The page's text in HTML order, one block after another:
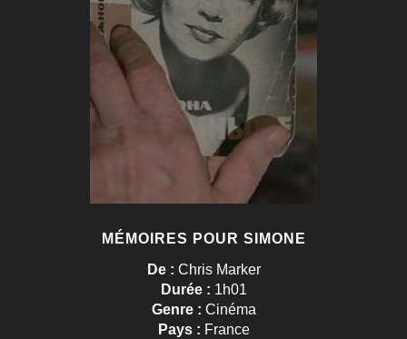
MÉMOIRES POUR SIMONE
De : Chris Marker
Durée : 1h01
Genre : Cinéma
Pays : France